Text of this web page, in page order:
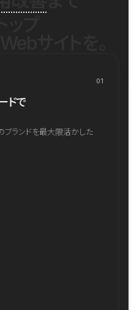
01
ドで
ランドを最大限活かした